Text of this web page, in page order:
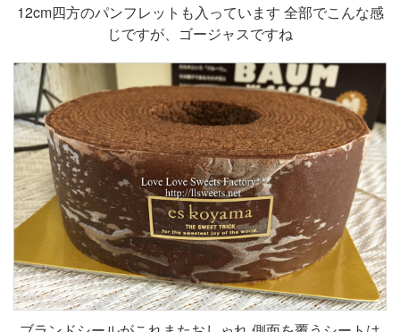
12cm四方のパンフレットも入っています 全部でこんな感
じですが、ゴージャスですね